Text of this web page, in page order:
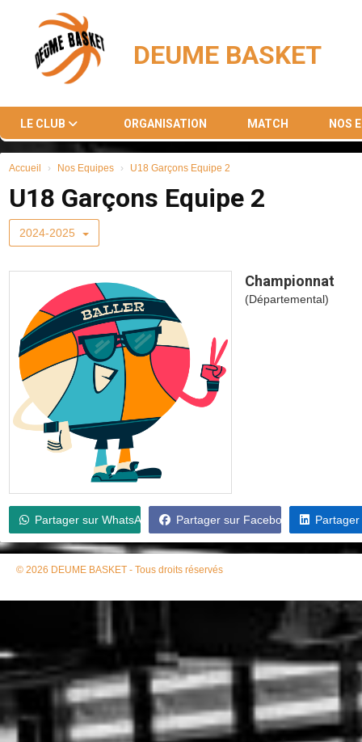
DEUME BASKET
LE CLUB ORGANISATION MATCH NOS
Accueil Nos Equipes U18 Garçons Equipe 2
U18 Garçons Equipe 2
2024-2025
Championnat
(Départemental)
Partager sur WhatsApp Partager sur Facebook
© 2026 DEUME BASKET - Tous droits réservés